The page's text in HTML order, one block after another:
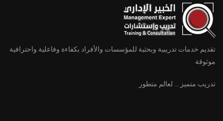
تقديم خدمات تدريبية وبحثية للمؤسسات والأفراد بكفاءة وفاعلية واحترافية
موثوقة
تدريب متميز ... لعالم متطور